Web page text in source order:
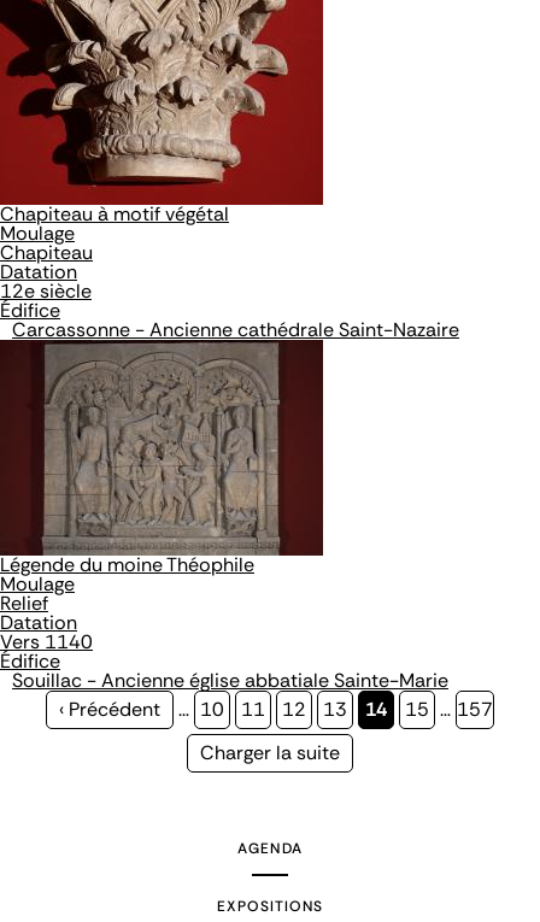
Chapiteau à motif végétal
Moulage
Chapiteau
Datation
12e siècle
Édifice
Carcassonne - Ancienne cathédrale Saint-Nazaire
Légende du moine Théophile
Moulage
Relief
Datation
Vers 1140
Édifice
Souillac - Ancienne église abbatiale Sainte-Marie
Page
‹ Précédent … Page
10 Page
11 Page
12 Page
13
Page
14 Page
15 … Page
157
Page
Charger la suite
AGENDA
EXPOSITIONS